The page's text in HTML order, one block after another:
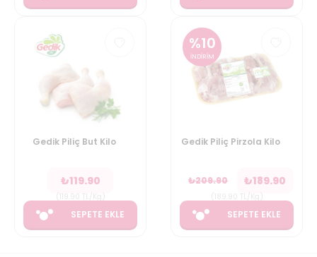
Gedik Piliç But Kilo
₺119.90
SEPETE EKLE
%10
İNDİRİM
Gedik Piliç Pirzola Kilo
₺209.90 ₺189.90
SEPETE EKLE